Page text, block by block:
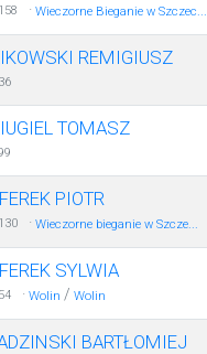
158 · Wieczorne Bieganie w Szczec...
REMIGIUSZ
36
TOMASZ
PIOTR
130 · Wieczorne bieganie w Szcze...
SYLWIA
54 · Wolin / Wolin
BARTŁOMIEJ